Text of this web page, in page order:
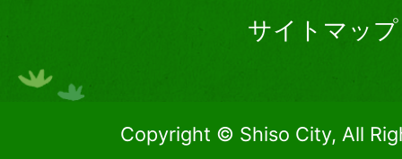
サイトマップ
Copyright © Shiso City, All